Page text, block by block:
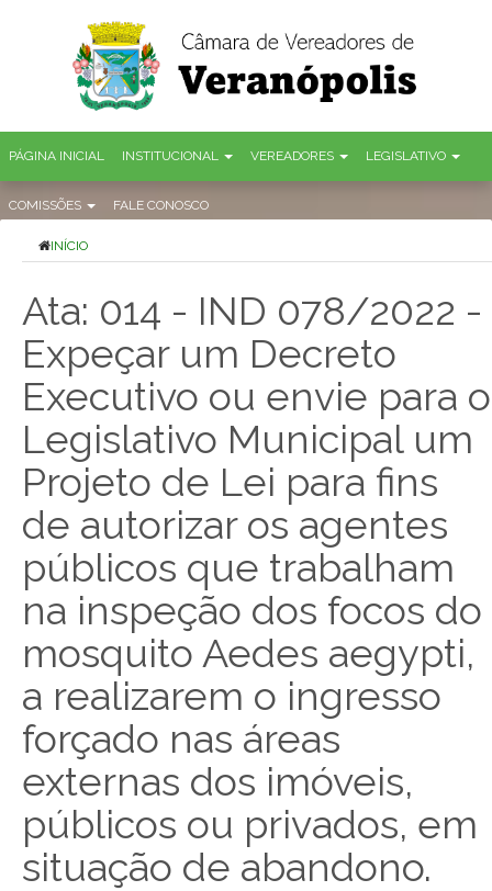
PÁGINA INICIAL INSTITUCIONAL VEREADORES LEGISLATIVO
COMISSÕES FALE CONOSCO
INÍCIO
Ata: 014 - IND 078/2022 -
Expeçar um Decreto
Executivo ou envie para o
Legislativo Municipal um
Projeto de Lei para fins
de autorizar os agentes
públicos que trabalham
na inspeção dos focos do
mosquito Aedes aegypti,
a realizarem o ingresso
forçado nas áreas
externas dos imóveis,
públicos ou privados, em
situação de abandono.